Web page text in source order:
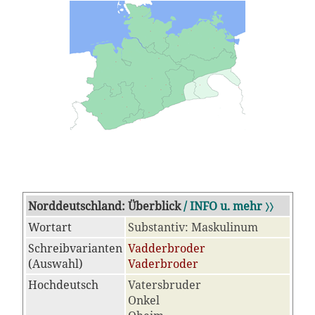
Norddeutschland: Überblick / INFO u. mehr 〉〉
Wortart
Substantiv: Maskulinum
Schreibvarianten
(Auswahl)
Vadderbroder
Vaderbroder
Hochdeutsch
Vatersbruder
Onkel